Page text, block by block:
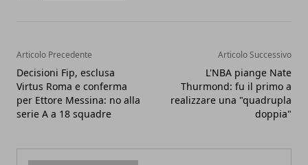
Articolo Precedente
Decisioni Fip, esclusa
Virtus Roma e conferma
per Ettore Messina: no alla
serie A a 18 squadre
Articolo Successivo
L'NBA piange Nate
Thurmond: fu il primo a
realizzare una "quadrupla
doppia"